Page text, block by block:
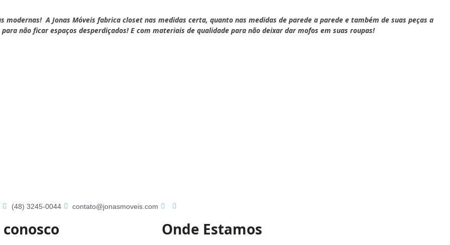
modernas! A Jonas Móveis fabrica closet nas medidas certa, quanto nas medidas de parede a parede e também de suas peças a
não ficar espaços desperdiçados! E com materiais de qualidade para não deixar dar mofos em suas roupas!
(48) 3245-0044 contato@jonasmoveis.com
conosco Onde Estamos